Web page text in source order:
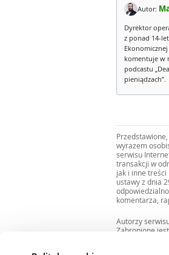
Autor:
Dyrektor
z ponad 14-
komentuje w
podcastu
pieniądzach”.
wyrazem
serwisu
transakcji w
jak i inne treści
ustawy z dnia
komentarza,
Autorzy
Zabronione